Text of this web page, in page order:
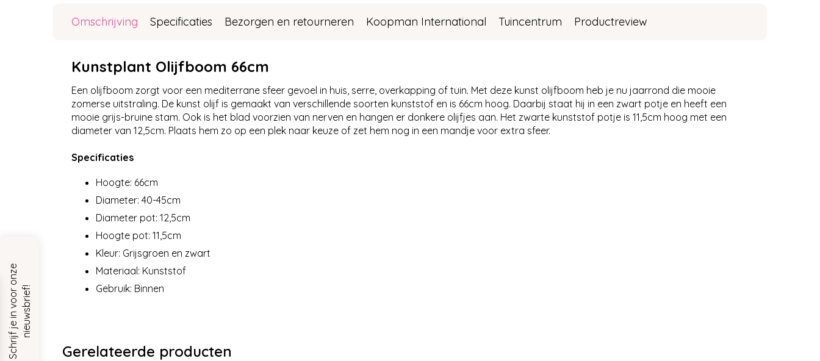
Omschrijving Specificaties Bezorgen en retourneren Koopman International Tuincentrum Productreview
Kunstplant Olijfboom 66cm
Een olijfboom zorgt voor een mediterrane sfeer gevoel in huis, serre, overkapping of tuin. Met deze kunst olijfboom heb je nu jaarrond die mooie
zomerse uitstraling. De kunst olijf is gemaakt van verschillende soorten kunststof en is 66cm hoog. Daarbij staat hij in een zwart potje en heeft een
mooie grijs-bruine stam. Ook is het blad voorzien van nerven en hangen er donkere olijfjes aan. Het zwarte kunststof potje is 11,5cm hoog met een
diameter van 12,5cm. Plaats hem zo op een plek naar keuze of zet hem nog in een mandje voor extra sfeer.
Specificaties
Hoogte: 66cm
Diameter: 40-45cm
Diameter pot: 12,5cm
Hoogte pot: 11,5cm
Kleur: Grijsgroen en zwart
Materiaal: Kunststof
Gebruik: Binnen
Gerelateerde producten
S
c
h
r
i
j
f
j
e
i
n
v
o
o
r
o
n
z
e
n
i
e
u
w
s
b
r
i
e
f!